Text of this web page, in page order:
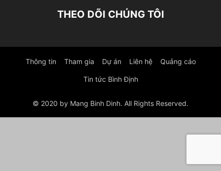
THEO DÕI CHÚNG TÔI
Thông tin Tham gia Dự án Liên hệ Quảng cáo
Tin tức Bình Định
© 2020 by Mang Binh Dinh. All Rights Reserved.